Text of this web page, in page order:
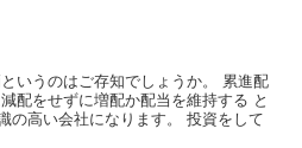
いうのはご存知でしょうか。 累進配
配をせずに増配か配当を維持する と
の高い会社になります。 投資をして